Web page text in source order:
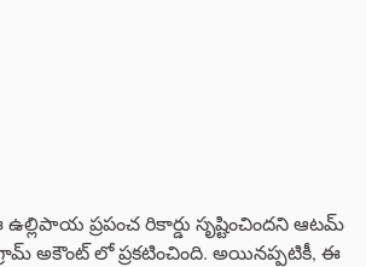
ప్రపంచ రికార్డు సృష్టించిందని ఆటమ్
అకౌంట్ లో ప్రకటించింది. అయినప్పటికీ, ఈ